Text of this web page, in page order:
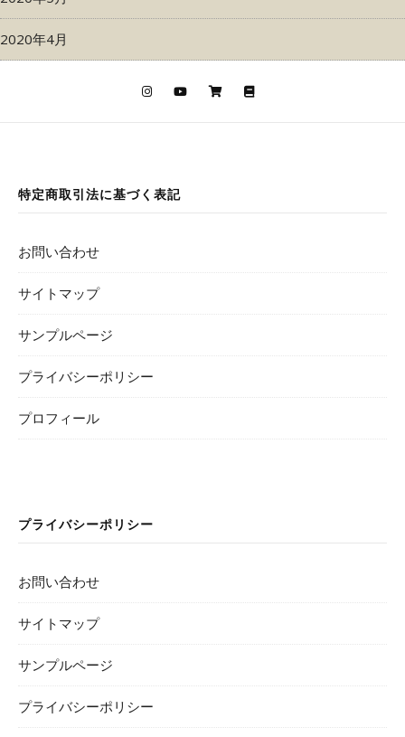
2020年4月
特定商取引法に基づく表記
お問い合わせ
サイトマップ
サンプルページ
プライバシーポリシー
プロフィール
プライバシーポリシー
お問い合わせ
サイトマップ
サンプルページ
プライバシーポリシー